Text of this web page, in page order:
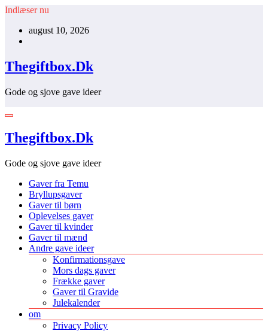
Videre
indhold
Indlæser nu
august 10, 2026
Thegiftbox.Dk
Gode og sjove gave ideer
Thegiftbox.Dk
Gode og sjove gave ideer
Gaver fra Temu
Bryllupsgaver
Gaver til børn
Oplevelses gaver
Gaver til kvinder
Gaver til mænd
Andre gave ideer
Konfirmationsgave
Mors dags gaver
Frække gaver
Gaver til Gravide
Julekalender
om
Privacy Policy